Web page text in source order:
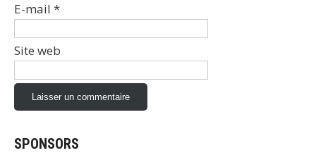
E-mail *
Site web
SPONSORS